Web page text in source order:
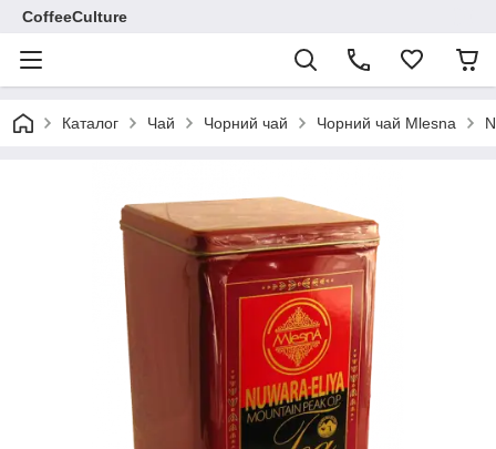
CoffeeCulture
Каталог Чай Чорний чай Чорний чай Mlesna